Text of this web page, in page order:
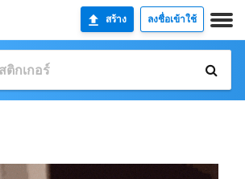
สร้าง ลงชื่อเข้าใช้